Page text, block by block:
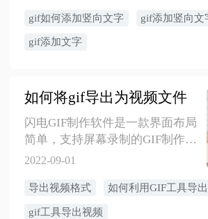
那么如果想要添加竖向的，应该
如何操作呢？文字的方向可以自
一起来看看，是如何实现的吧！
gif如何添加竖向文字 gif添加竖向文
gif添加文字
如何将gif导出为视频文件
闪电GIF制作软件是一款界面布局
简单，支持屏幕录制的GIF制作软
件。今天来跟大家讲讲如何将gif
帮助。
2022-09-01
导出视频格式 如何利用GIF工具导
gif工具导出视频